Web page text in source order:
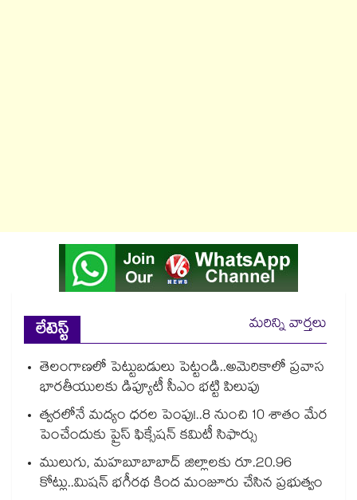
లేటెస్ట్
మరిన్ని వార్తలు
తెలంగాణలో పెట్టుబడులు పెట్టండి..అమెరికాలో ప్రవాస
భారతీయులకు డిప్యూటీ సీఎం భట్టి పిలుపు
త్వరలోనే మద్యం ధ‌‌ర‌‌ల పెంపు!..8 నుంచి 10 శాతం మేర
పెంచేందుకు ప్రైస్ ఫిక్సేష‌‌న్ క‌‌మిటీ సిఫార్సు
ములుగు, మహబూబాబాద్ జిల్లాలకు రూ.20.96
కోట్లు..మిషన్ భగీరథ కింద మంజూరు చేసిన ప్రభుత్వం